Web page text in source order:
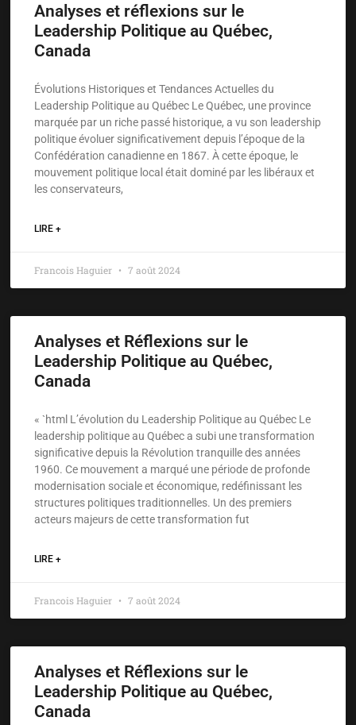
Analyses et réflexions sur le
Leadership Politique au Québec,
Canada
Évolutions Historiques et Tendances Actuelles du
Leadership Politique au Québec Le Québec, une province
marquée par un riche passé historique, a vu son leadership
politique évoluer significativement depuis l’époque de la
Confédération canadienne en 1867. À cette époque, le
mouvement politique local était dominé par les libéraux et
les conservateurs,
LIRE +
Francois Haguier 7 août 2024
Analyses et Réflexions sur le
Leadership Politique au Québec,
Canada
« `html L’évolution du Leadership Politique au Québec Le
leadership politique au Québec a subi une transformation
significative depuis la Révolution tranquille des années
1960. Ce mouvement a marqué une période de profonde
modernisation sociale et économique, redéfinissant les
structures politiques traditionnelles. Un des premiers
acteurs majeurs de cette transformation fut
LIRE +
Francois Haguier 7 août 2024
Analyses et Réflexions sur le
Leadership Politique au Québec,
Canada